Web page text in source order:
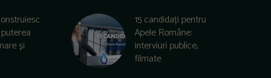
și
15 candidați pentru
Apele Române:
interviuri publice,
filmate